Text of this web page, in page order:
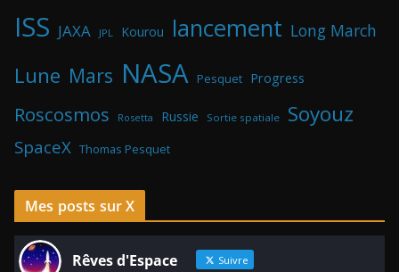
ISS JAXA JPL Kourou lancement Long March
Lune Mars NASA Pesquet Progress
Roscosmos Rosetta Russie Sortie spatiale Soyouz
SpaceX Thomas Pesquet
Mes posts sur X
Rêves d'Espace Suivre